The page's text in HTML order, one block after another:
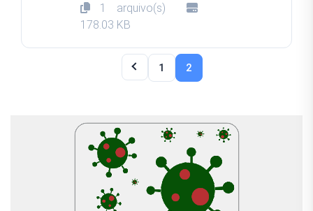
1 arquivo(s)
178.03 KB
1 2